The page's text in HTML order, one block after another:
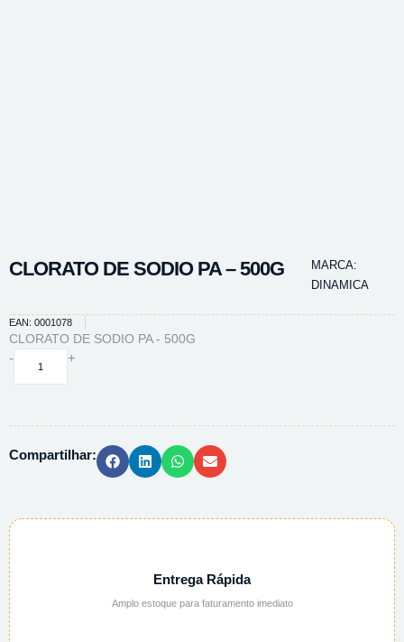
CLORATO DE SODIO PA – 500G
MARCA:
DINAMICA
EAN: 0001078
CLORATO DE SODIO PA - 500G
-
CLORATO
500G
+
Compartilhar:
Entrega Rápida
Amplo estoque para faturamento imediato